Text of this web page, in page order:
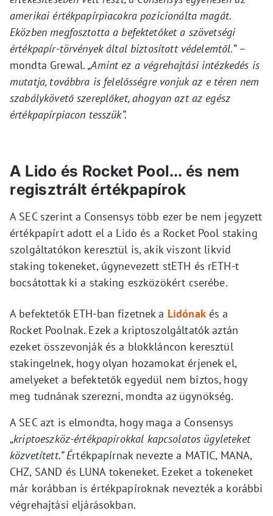
amerikai értékpapírpiacokra pozicionálta magát.
Eközben megfosztotta a befektetőket a szövetségi
értékpapír-törvények által biztosított védelemtől.” –
mondta Grewal. „Amint ez a végrehajtási intézkedés is
mutatja, továbbra is felelősségre vonjuk az e téren nem
szabálykövető szereplőket, ahogyan azt az egész
értékpapírpiacon tesszük”.
A Lido és Rocket Pool… és nem
regisztrált értékpapírok
A SEC szerint a Consensys több ezer be nem jegyzett
értékpapírt adott el a Lido és a Rocket Pool staking
szolgáltatókon keresztül is, akik viszont likvid
staking tokeneket, úgynevezett stETH és rETH-t
bocsátottak ki a staking eszközökért cserébe.
A befektetők ETH-ban fizetnek a Lidónakés a
Rocket Poolnak. Ezek a kriptoszolgáltatók aztán
ezeket összevonják és a blokkláncon keresztül
stakingelnek, hogy olyan hozamokat érjenek el,
amelyeket a befektetők egyedül nem biztos, hogy
meg tudnának szerezni, mondta az ügynökség.
A SEC azt is elmondta, hogy maga a Consensys
„kriptoeszköz-értékpapírokkal kapcsolatos ügyleteket
közvetített.” Értékpapírnak nevezte a MATIC, MANA,
CHZ, SAND és LUNA tokeneket. Ezeket a tokeneket
már korábban is értékpapíroknak nevezték a korábbi
végrehajtási eljárásokban.